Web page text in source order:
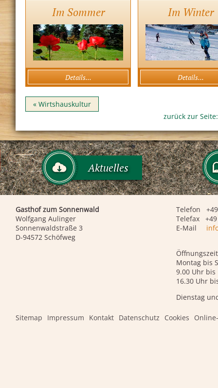
Im Sommer
Details...
Im Winter
Details...
« Wirtshauskultur
zurück zur Seite:
Aktuelles
Gasthof zum Sonnenwald
Wolfgang Aulinger
Sonnenwaldstraße 3
D-94572 Schöfweg
Telefon +49
Telefax +49
E-Mail
Montag bis
9.00 Uhr bis
16.30 Uhr
Dienstag
Sitemap Impressum Kontakt Datenschutz Cookies